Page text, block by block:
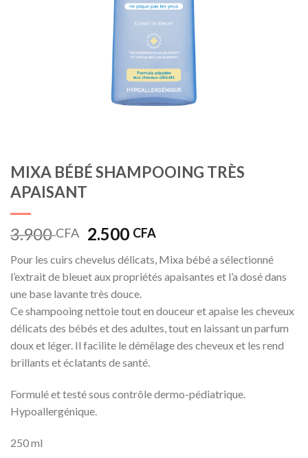
MIXA BÉBÉ SHAMPOOING TRÈS
APAISANT
3.900CFA Le
initial
était :
3.900 CFA.
2.500 CFALe
actuel
est :
Pour les cuirs chevelus délicats, Mixa bébé a sélectionné
l’extrait de bleuet aux propriétés apaisantes et l’a dosé dans
une base lavante très douce.
Ce shampooing nettoie tout en douceur et apaise les cheveux
délicats des bébés et des adultes, tout en laissant un parfum
doux et léger. Il facilite le démêlage des cheveux et les rend
brillants et éclatants de santé.
Formulé et testé sous contrôle dermo-pédiatrique.
Hypoallergénique.
250 ml